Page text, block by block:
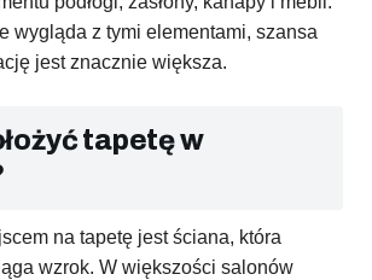
wygląda z tymi elementami, szansa
jest znacznie większa.
tapetę w
na tapetę jest ściana, która
wzrok. W większości salonów